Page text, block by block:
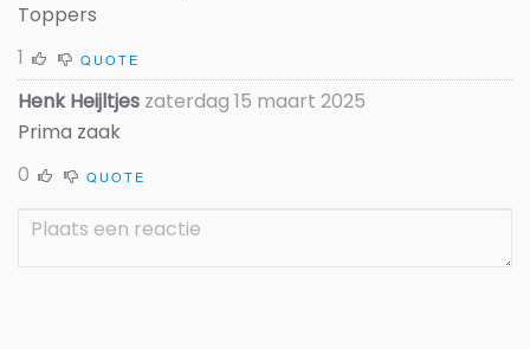
Toppers
1
QUOTE
Henk Heijltjes zaterdag 15 maart 2025
Prima zaak
0
QUOTE